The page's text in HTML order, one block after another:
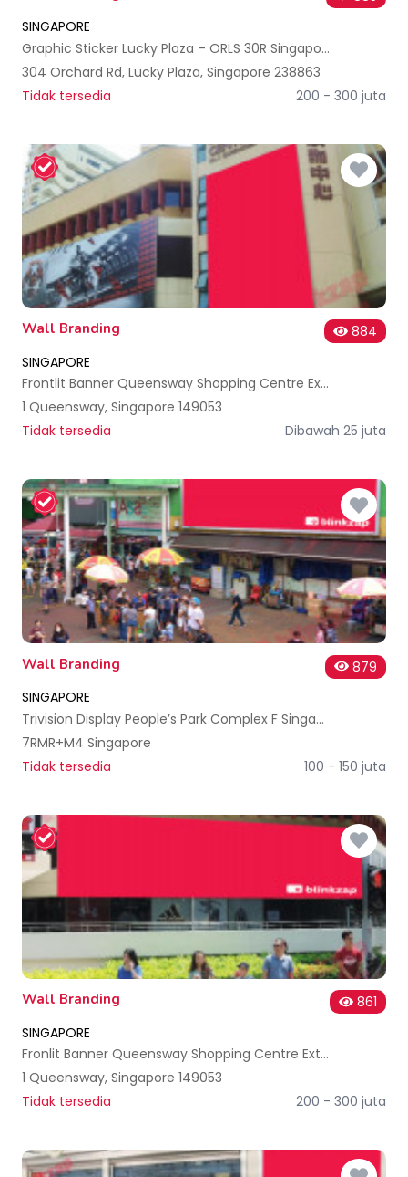
SINGAPORE
Graphic Sticker Lucky Plaza – ORLS 30R Singapore
304 Orchard Rd, Lucky Plaza, Singapore 238863
Tidak tersedia
200 - 300 juta
Wall Branding
884
SINGAPORE
Frontlit Banner Queensway Shopping Centre External - Site 5 Singapore
1 Queensway, Singapore 149053
Tidak tersedia
Dibawah 25 juta
Wall Branding
879
SINGAPORE
Trivision Display People’s Park Complex F Singapore
7RMR+M4 Singapore
Tidak tersedia
100 - 150 juta
Wall Branding
861
SINGAPORE
Fronlit Banner Queensway Shopping Centre External - Site 10 Singapore
1 Queensway, Singapore 149053
Tidak tersedia
200 - 300 juta